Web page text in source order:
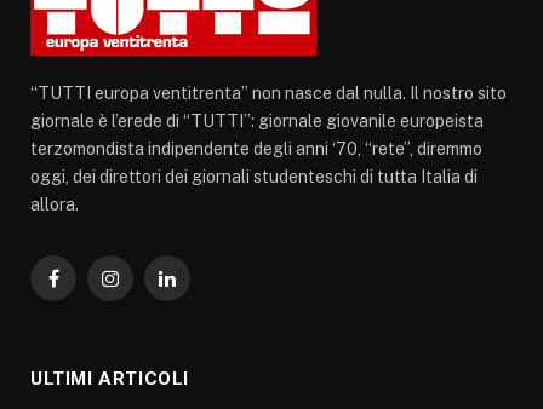
“TUTTI europa ventitrenta” non nasce dal nulla. Il nostro sito
giornale è l’erede di “TUTTI”: giornale giovanile europeista
terzomondista indipendente degli anni ‘70, “rete”, diremmo
oggi, dei direttori dei giornali studenteschi di tutta Italia di
allora.
FacebookInstagramLinkedIn
ULTIMI ARTICOLI